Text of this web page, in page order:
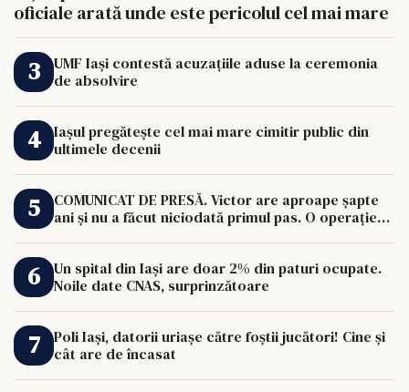
oficiale arată unde este pericolul cel mai mare
UMF Iași contestă acuzațiile aduse la ceremonia
de absolvire
Iașul pregătește cel mai mare cimitir public din
ultimele decenii
COMUNICAT DE PRESĂ. Victor are aproape șapte
ani și nu a făcut niciodată primul pas. O operație
Un spital din Iași are doar 2% din paturi ocupate.
Noile date CNAS, surprinzătoare
Poli Iași, datorii uriașe către foștii jucători! Cine și
cât are de încasat